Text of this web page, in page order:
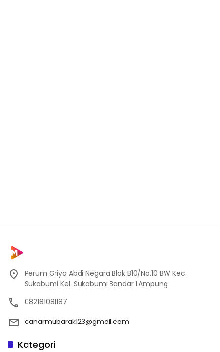
Perum Griya Abdi Negara Blok B10/No.10 BW Kec.
Sukabumi Kel. Sukabumi Bandar LAmpung
082181081187
danarmubarak123@gmail.com
Kategori